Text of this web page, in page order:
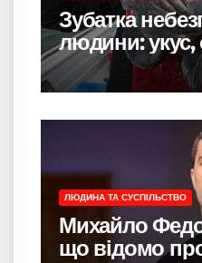
Зубатка
людини: укус,
лише
ЛЮДИНА ТА СУСПІЛЬСТВО
Михайло
що відомо